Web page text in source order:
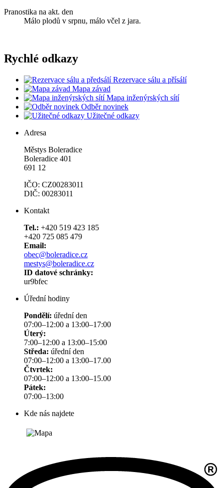
Pranostika na akt. den
Málo plodů v srpnu, málo včel z jara.
Rychlé odkazy
Rezervace sálu a přísálí
Mapa závad
Mapa inženýrských sítí
Odběr novinek
Užitečné odkazy
Adresa
Městys Boleradice
Boleradice 401
691 12
IČO: CZ00283011
DIČ: 00283011
Kontakt
Tel.: +420 519 423 185
+420 725 085 479
Email:
obec@boleradice.cz
mestys@boleradice.cz
ID datové schránky:
ur9bfec
Úřední hodiny
Pondělí: úřední den
07:00–12:00 a 13:00–17:00
Úterý:
7:00–12:00 a 13:00–15:00
Středa: úřední den
07:00–12:00 a 13:00–17.00
Čtvrtek:
07:00–12:00 a 13:00–15.00
Pátek:
07:00–13:00
Kde nás najdete